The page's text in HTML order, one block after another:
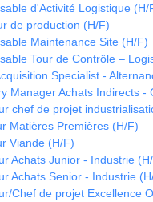
d'Activité Logistique (H/
de production (H/F)
Maintenance Site (H/F)
Tour de Contrôle –
Specialist -
Manager Achats Indirects -
chef de projet
Matières Premières (H/F)
Viande (H/F)
Achats Junior - Industrie
Achats Senior - Industrie
Chef de projet Excellence